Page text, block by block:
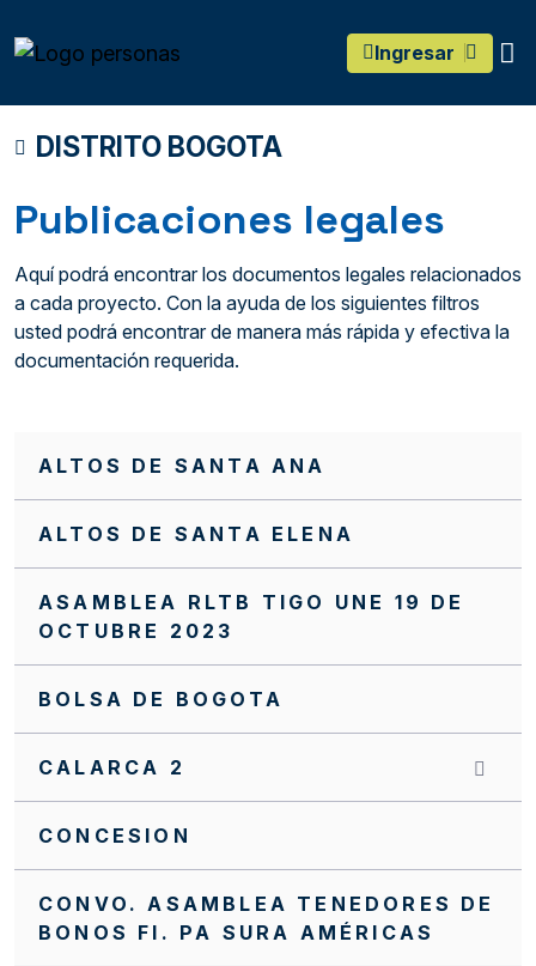
Ingresar
DISTRITO BOGOTA
Publicaciones legales
Aquí podrá encontrar los documentos legales relacionados
a cada proyecto. Con la ayuda de los siguientes filtros
usted podrá encontrar de manera más rápida y efectiva la
documentación requerida.
ALTOS DE SANTA ANA
ALTOS DE SANTA ELENA
ASAMBLEA RLTB TIGO UNE 19 DE
OCTUBRE 2023
BOLSA DE BOGOTA
CALARCA 2
CONCESION
CONVO. ASAMBLEA TENEDORES DE
BONOS FI. PA SURA AMÉRICAS